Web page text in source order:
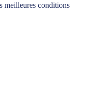
meilleures conditions